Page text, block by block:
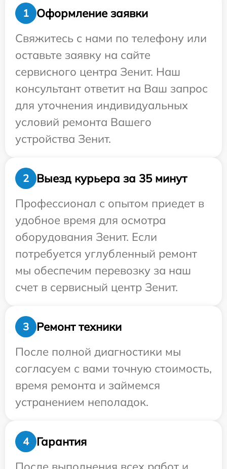
1
Оформление заявки
Свяжитесь с нами по телефону или
оставьте заявку на сайте
сервисного центра Зенит. Наш
консультант ответит на Ваш запрос
для уточнения индивидуальных
условий ремонта Вашего
устройства Зенит.
2
Выезд курьера за 35 минут
Профессионал с опытом приедет в
удобное время для осмотра
оборудования Зенит. Если
потребуется углубленный ремонт
мы обеспечим перевозку за наш
счет в сервисный центр Зенит.
3
Ремонт техники
После полной диагностики мы
согласуем с вами точную стоимость,
время ремонта и займемся
устранением неполадок.
4
Гарантия